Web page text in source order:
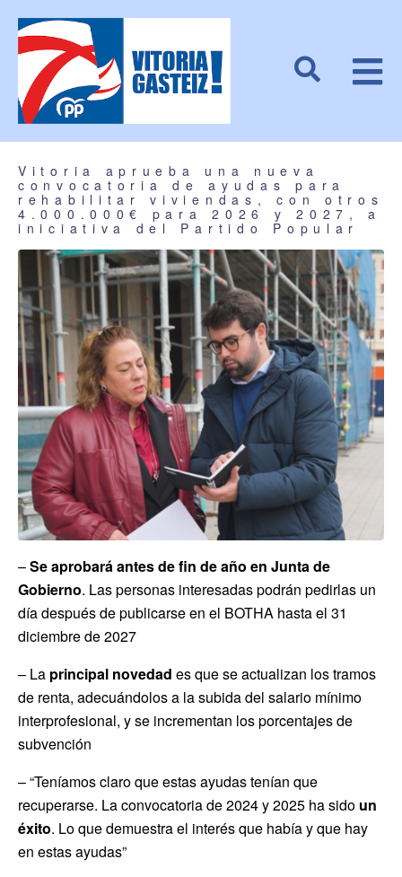
Vitoria aprueba una nueva
convocatoria de ayudas para
rehabilitar viviendas, con otros
4.000.000€ para 2026 y 2027, a
iniciativa del Partido Popular
–Seaprobará antes de fin de año en Junta de
Gobierno. Las personas interesadas podrán pedirlas un
día después de publicarse en el BOTHA hasta el 31
diciembre de 2027
– La principal novedad es que se actualizan los tramos
de renta, adecuándolos a la subida del salario mínimo
interprofesional, y se incrementan los porcentajes de
subvención
– “Teníamos claro que estas ayudas tenían que
recuperarse. La convocatoria de 2024 y 2025 ha sido un
éxito. Lo que demuestra el interés que había y que hay
en estas ayudas”